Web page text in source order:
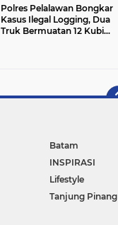
Polres Pelalawan Bongkar
Kasus Ilegal Logging, Dua
Truk Bermuatan 12 Kubik
Batam
INSPIRASI
Lifestyle
Tanjung Pinang